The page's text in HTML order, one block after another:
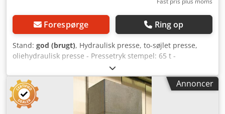
Forespørge Ring op
Stand: god (brugt), Hydraulisk presse, to-søjlet presse,
oliehydraulisk presse - Pressetryk stempel: 65 t -
Hydraulikaggregat: maks. 330 bar - Opspændingsbord: 440
x 250 mm Dcjdpfx Abeb I Dqao Tsk - Maks.
indlægningshøjde: 295 mm - Maks. bredde: 300 mm -
Maks. slaglængde: 220 mm - Med sikkerhedsbur - Maks.
fremføringshastighed: 3 mm/sek. - Tilbageslags hastighed:
Annoncer